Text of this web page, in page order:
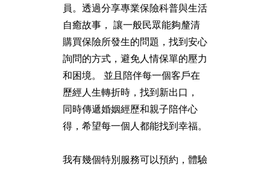
員。透過分享專業保險科普與生活
自癒故事， 讓一般民眾能夠釐清
購買保險所發生的問題，找到安心
詢問的方式，避免人情保單的壓力
和困境。 並且陪伴每一個客戶在
歷經人生轉折時，找到新出口，
同時傳遞婚姻經歷和親子陪伴心
得，希望每一個人都能找到幸福。
我有幾個特別服務可以預約，體驗